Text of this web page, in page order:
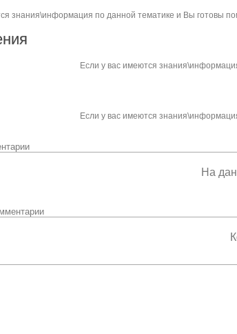
знания\информация по данной тематике и Вы готовы
Если у вас имеются
Если у вас имеются
На